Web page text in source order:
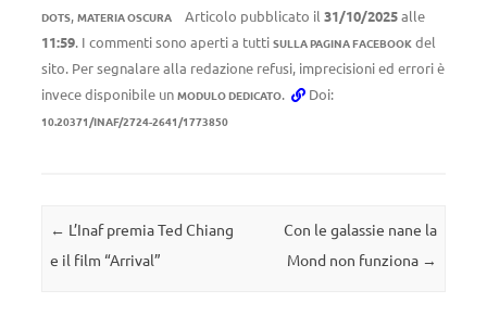
DOTS, MATERIA OSCURA Articolo pubblicato il 31/10/2025alle
11:59. I commenti sono aperti a tutti SULLA PAGINA FACEBOOK del
sito. Per segnalare alla redazione refusi, imprecisioni ed errori è
invece disponibile un MODULO DEDICATO. Doi:
10.20371/INAF/2724-2641/1773850
Navigazione articolo
← L’Inaf premia Ted Chiang
e il film “Arrival”
Con le galassie nane la
Mond non funziona →